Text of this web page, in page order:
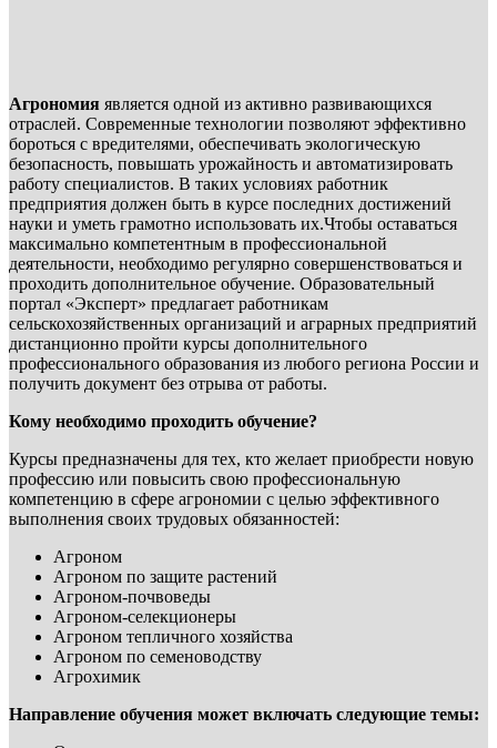
Агрономия является одной из активно развивающихся
отраслей. Современные технологии позволяют эффективно
бороться с вредителями, обеспечивать экологическую
безопасность, повышать урожайность и автоматизировать
работу специалистов. В таких условиях работник
предприятия должен быть в курсе последних достижений
науки и уметь грамотно использовать их.Чтобы оставаться
максимально компетентным в профессиональной
деятельности, необходимо регулярно совершенствоваться и
проходить дополнительное обучение. Образовательный
портал «Эксперт» предлагает работникам
сельскохозяйственных организаций и аграрных предприятий
дистанционно пройти курсы дополнительного
профессионального образования из любого региона России и
получить документ без отрыва от работы.
Кому необходимо проходить обучение?
Курсы предназначены для тех, кто желает приобрести новую
профессию или повысить свою профессиональную
компетенцию в сфере агрономии с целью эффективного
выполнения своих трудовых обязанностей:
Агроном
Агроном по защите растений
Агроном-почвоведы
Агроном-селекционеры
Агроном тепличного хозяйства
Агроном по семеноводству
Агрохимик
Направление обучения может включать следующие темы: